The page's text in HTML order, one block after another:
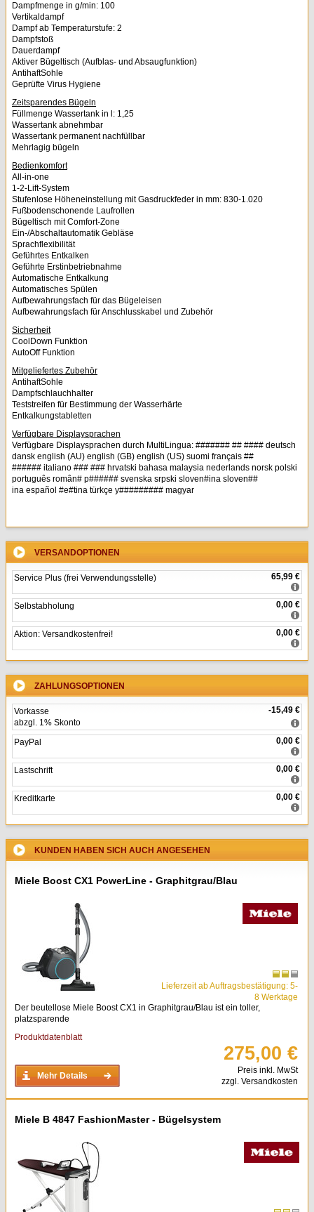
Dampfmenge in g/min: 100
Vertikaldampf
Dampf ab Temperaturstufe: 2
Dampfstoß
Dauerdampf
Aktiver Bügeltisch (Aufblas- und Absaugfunktion)
AntihaftSohle
Geprüfte Virus Hygiene
Zeitsparendes Bügeln
Füllmenge Wassertank in l: 1,25
Wassertank abnehmbar
Wassertank permanent nachfüllbar
Mehrlagig bügeln
Bedienkomfort
All-in-one
1-2-Lift-System
Stufenlose Höheneinstellung mit Gasdruckfeder in mm: 830-1.020
Fußbodenschonende Laufrollen
Bügeltisch mit Comfort-Zone
Ein-/Abschaltautomatik Gebläse
Sprachflexibilität
Geführtes Entkalken
Geführte Erstinbetriebnahme
Automatische Entkalkung
Automatisches Spülen
Aufbewahrungsfach für das Bügeleisen
Aufbewahrungsfach für Anschlusskabel und Zubehör
Sicherheit
CoolDown Funktion
AutoOff Funktion
Mitgeliefertes Zubehör
AntihaftSohle
Dampfschlauchhalter
Teststreifen für Bestimmung der Wasserhärte
Entkalkungstabletten
Verfügbare Displaysprachen
Verfügbare Displaysprachen durch MultiLingua: ####### ## #### deutsch
dansk english (AU) english (GB) english (US) suomi français ##
###### italiano ### ### hrvatski bahasa malaysia nederlands norsk polski
português român# p###### svenska srpski sloven#ina sloven##
ina español #e#tina türkçe y######### magyar
VERSANDOPTIONEN
65,99 €
Service Plus (frei Verwendungsstelle)
0,00 €
Selbstabholung
0,00 €
Aktion: Versandkostenfrei!
ZAHLUNGSOPTIONEN
Vorkasse
-15,49 €
abzgl. 1% Skonto
PayPal
0,00 €
Lastschrift 0,00 €
Kreditkarte 0,00 €
KUNDEN HABEN SICH AUCH ANGESEHEN
Miele Boost CX1 PowerLine - Graphitgrau/Blau
Lieferzeit ab Auftragsbestätigung: 5-
8 Werktage
Der beutellose Miele Boost CX1 in Graphitgrau/Blau ist ein toller,
platzsparende
Produktdatenblatt
Mehr Details
275,00 €
Preis inkl. MwSt
zzgl. Versandkosten
Miele B 4847 FashionMaster - Bügelsystem